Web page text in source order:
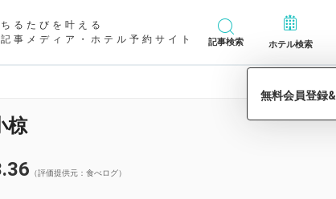
るたびを叶える
事メディア・ホテル予約サイト
記事検索 ホテル検索
椋
（評価提供元：食べログ）